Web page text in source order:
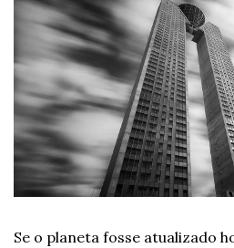
Se o planeta fosse atualizado